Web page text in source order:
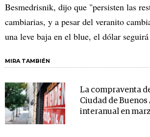
Besmedrisnik, dijo que "persisten las
cambiarias, y a pesar del veranito
una leve baja en el blue, el dólar
MIRA TAMBIÉN
La compraventa
Ciudad de Buenos
interanual en